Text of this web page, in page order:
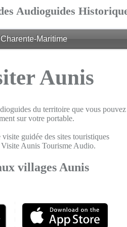
Audioguides
Charente-Maritime
Aunis
du territoire que vous pouvez
sur votre portable.
guidée des sites touristiques
Aunis Tourisme Audio.
villages Aunis